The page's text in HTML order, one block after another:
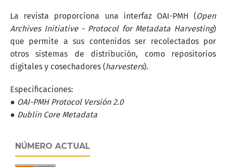
La revista proporciona una interfaz OAI-PMH (Open
Archives Initiative - Protocol for Metadata Harvesting)
que permite a sus contenidos ser recolectados por
otros sistemas de distribución, como repositorios
digitales y cosechadores (harvesters).
Especificaciones:
● OAI-PMH Protocol Versión 2.0
● Dublin Core Metadata
NÚMERO ACTUAL